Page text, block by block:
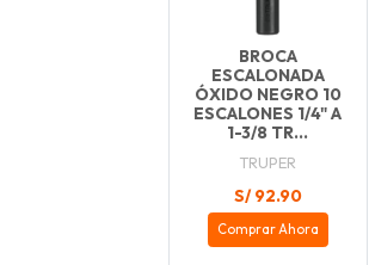
BROCA
ESCALONADA
ÓXIDO NEGRO 10
ESCALONES 1/4" A
1-3/8 TR...
TRUPER
S/ 92.90
Comprar Ahora